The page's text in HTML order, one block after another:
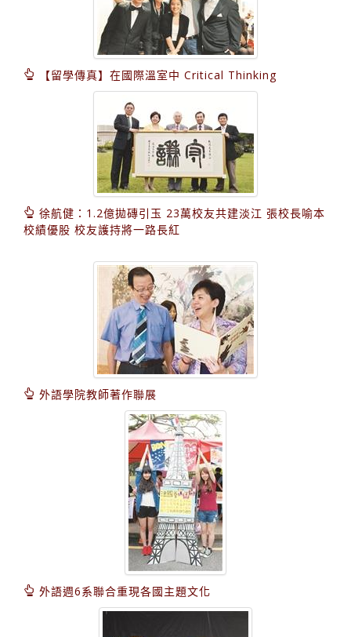
【留學傳真】在國際溫室中 Critical Thinking
徐航健：1.2億拋磚引玉 23萬校友共建淡江 張校長喻本
校績優股 校友護持將一路長紅
外語學院教師著作聯展
外語週6系聯合重現各國主題文化